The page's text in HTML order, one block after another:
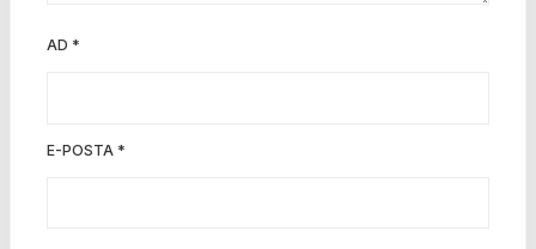
AD *
E-POSTA *